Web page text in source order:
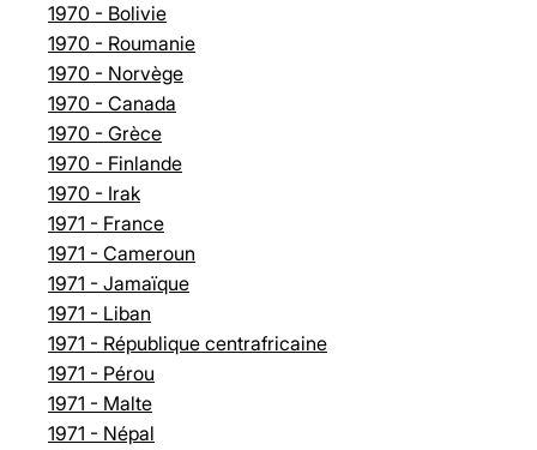
1970 - Bolivie
1970 - Roumanie
1970 - Norvège
1970 - Canada
1970 - Grèce
1970 - Finlande
1970 - Irak
1971 - France
1971 - Cameroun
1971 - Jamaïque
1971 - Liban
1971 - République centrafricaine
1971 - Pérou
1971 - Malte
1971 - Népal